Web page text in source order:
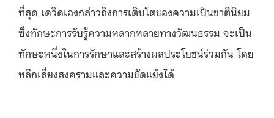
ที่สุด เดวิดเองกล่าวถึงการเติบโตของความเป็นชาตินิยม
ซึ่งทักษะการรับรู้ความหลากหลายทางวัฒนธรรม จะเป็น
ทักษะหนึ่งในการรักษาและสร้างผลประโยชน์ร่วมกัน โดย
หลีกเลี่ยงสงครามและความขัดแย้งได้